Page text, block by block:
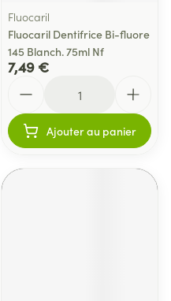
Fluocaril
Fluocaril Dentifrice Bi-fluore
145 Blanch. 75ml Nf
7,49 €
Ajouter au panier